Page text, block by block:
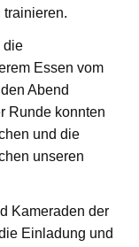
trainieren.
die
Essen vom
Abend
Runde konnten
und die
unseren
Kameraden der
Einladung und